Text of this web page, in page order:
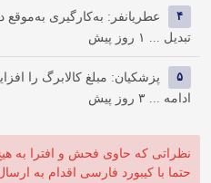
۴
عطریانفر: به‌کارگیری به‌موقع
تبدیل ...
۱ روز پیش
۵
پزشکیان: مبلغ کالابرگ را
ادامه ... ۳ روز پیش
نظراتی که حاوی فحش و افترا به
حتما با کیبورد فارسی اقدام به